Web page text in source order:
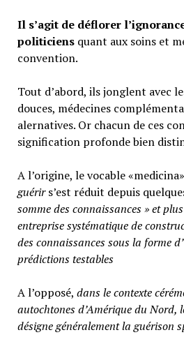
Il s’agit de déflorer
politiciensquant aux soins et
convention.
Tout d’abord, ils jonglent avec
douces, médecines
alernatives. Or chacun de ces
signification profonde bien
A l’origine, le vocable
guérirs’est réduit depuis
somme des connaissances » et
entreprise systématique de
des connaissances sous la forme
prédictions testables
A l’opposé, dans le contexte
autochtones d’Amérique du Nord,
désigne généralementla guérison